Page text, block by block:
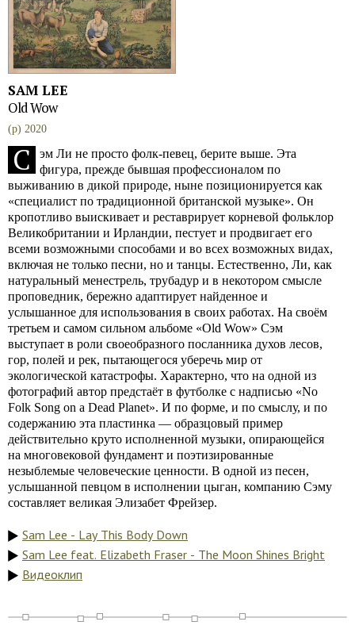
SAM LEE
Old Wow
(p) 2020
С
эм Ли не просто фолк-певец, берите выше. Эта
фигура, прежде бывшая профессионалом по
выживанию в дикой природе, ныне позиционируется как
«специалист по традиционной британской музыке». Он
кропотливо выискивает и реставрирует корневой фольклор
Великобритании и Ирландии, пестует и продвигает его
всеми возможными способами и во всех возможных видах,
включая не только песни, но и танцы. Естественно, Ли, как
натуральный менестрель, трубадур и в некотором смысле
проповедник, бережно адаптирует найденное и
услышанное для использования в своих работах. На своём
третьем и самом сильном альбоме «Old Wow» Сэм
выступает в роли своеобразного посланника духов лесов,
гор, полей и рек, пытающегося уберечь мир от
экологической катастрофы. Характерно, что на одной из
фотографий автор предстаёт в футболке с надписью «No
Folk Song on a Dead Planet». И по форме, и по смыслу, и по
содержанию эта пластинка — образцовый пример
действительно круто исполненной музыки, опирающейся
на многовековой фундамент и поэтизированные
незыблемые человеческие ценности. В одной из песен,
услышанной певцом в исполнении цыган, компанию Сэму
составляет великая Элизабет Фрейзер.
Sam Lee - Lay This Body Down
Sam Lee feat. Elizabeth Fraser - The Moon Shines Bright
Видеоклип